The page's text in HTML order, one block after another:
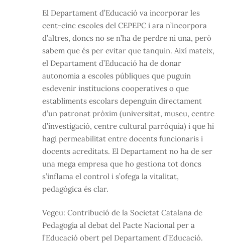
El Departament d’Educació va incorporar les
cent-cinc escoles del CEPEPC i ara n’incorpora
d’altres, doncs no se n’ha de perdre ni una, però
sabem que és per evitar que tanquin. Així mateix,
el Departament d’Educació ha de donar
autonomia a escoles públiques que puguin
esdevenir institucions cooperatives o que
establiments escolars depenguin directament
d’un patronat pròxim (universitat, museu, centre
d’investigació, centre cultural parròquia) i que hi
hagi permeabilitat entre docents funcionaris i
docents acreditats. El Departament no ha de ser
una mega empresa que ho gestiona tot doncs
s’inflama el control i s’ofega la vitalitat,
pedagògica és clar.
Vegeu: Contribució de la Societat Catalana de
Pedagogia al debat del Pacte Nacional per a
l’Educació obert pel Departament d’Educació.